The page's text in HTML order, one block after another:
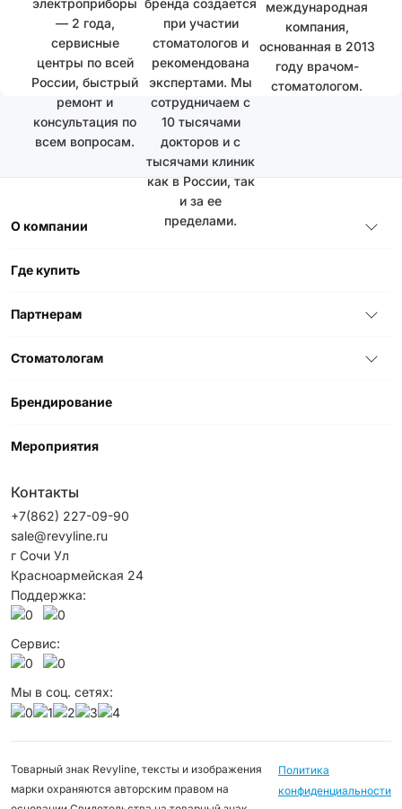
электроприборы
— 2 года,
сервисные
центры по всей
России, быстрый
ремонт и
консультация по
всем вопросам.
бренда создается
при участии
стоматологов и
рекомендована
экспертами. Мы
сотрудничаем с
10 тысячами
докторов и с
тысячами клиник
как в России, так
и за ее
пределами.
международная
компания,
основанная в 2013
году врачом-
стоматологом.
О компании
Где купить
Партнерам
Стоматологам
Брендирование
Мероприятия
Контакты
+7(862) 227-09-90
sale@revyline.ru
г Сочи Ул
Красноармейская 24
Поддержка:
Сервис:
Мы в соц. сетях:
Товарный знак Revyline, тексты и изображения
марки охраняются авторским правом на
Политика
конфиденциальности